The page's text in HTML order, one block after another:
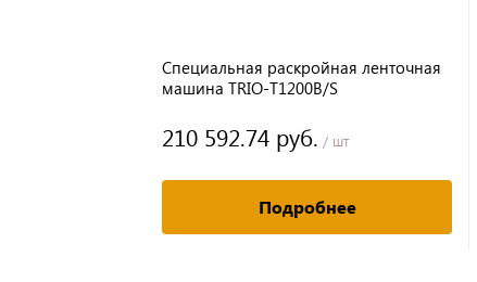
Специальная раскройная ленточная
машина TRIO-T1200B/S
210 592.74 руб. / шт
Подробнее